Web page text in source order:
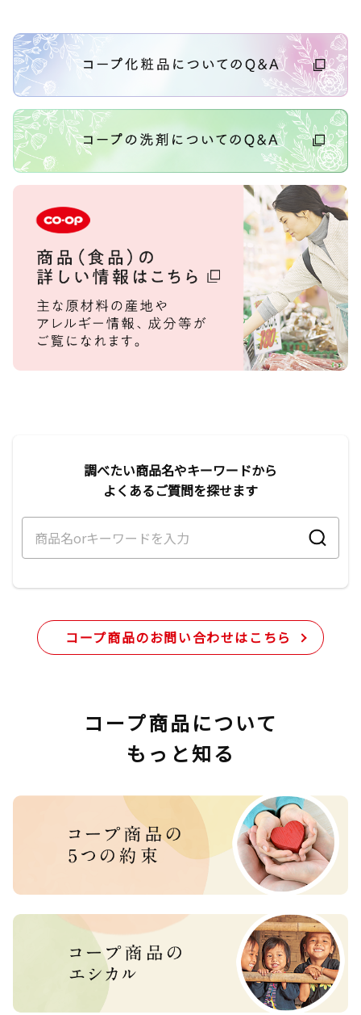
調べたい商品名やキーワードから
よくあるご質問を探せます
コープ商品のお問い合わせはこちら
コープ商品について
もっと知る